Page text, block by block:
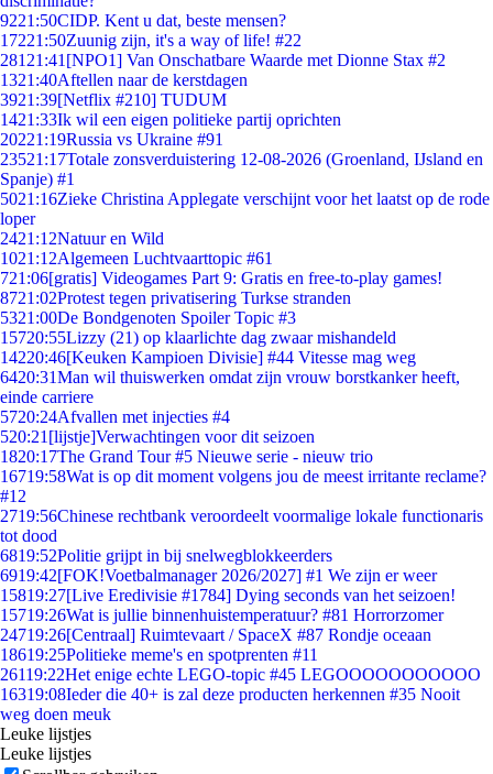
9221:50CIDP. Kent u dat, beste mensen?
17221:50Zuunig zijn, it's a way of life! #22
281 21:41 [NPO1] Van Onschatbare Waarde met Dionne Stax #2
1321:40Aftellen naar de kerstdagen
3921:39[Netflix #210] TUDUM
1421:33Ik wil een eigen politieke partij oprichten
20221:19Russia vs Ukraine #91
23521:17Totale zonsverduistering 12-08-2026 (Groenland, IJsland en
Spanje) #1
5021:16Zieke Christina Applegate verschijnt voor het laatst op de rode
loper
2421:12Natuur en Wild
1021:12Algemeen Luchtvaarttopic #61
721:06[gratis] Videogames Part 9: Gratis en free-to-play games!
8721:02Protest tegen privatisering Turkse stranden
5321:00De Bondgenoten Spoiler Topic #3
15720:55Lizzy (21) op klaarlichte dag zwaar mishandeld
14220:46[Keuken Kampioen Divisie] #44 Vitesse mag weg
6420:31Man wil thuiswerken omdat zijn vrouw borstkanker heeft,
einde carriere
5720:24Afvallen met injecties #4
520:21 [lijstje]Verwachtingen voor dit seizoen
1820:17The Grand Tour #5 Nieuwe serie - nieuw trio
16719:58Wat is op dit moment volgens jou de meest irritante reclame?
#12
2719:56Chinese rechtbank veroordeelt voormalige lokale functionaris
tot dood
6819:52Politie grijpt in bij snelwegblokkeerders
6919:42[FOK!Voetbalmanager 2026/2027] #1 We zijn er weer
15819:27[Live Eredivisie #1784] Dying seconds van het seizoen!
15719:26Wat is jullie binnenhuistemperatuur? #81 Horrorzomer
24719:26[Centraal] Ruimtevaart / SpaceX #87 Rondje oceaan
18619:25Politieke meme's en spotprenten #11
26119:22Het enige echte LEGO-topic #45 LEGOOOOOOOOOOO
16319:08Ieder die 40+ is zal deze producten herkennen #35 Nooit
weg doen meuk
Leuke lijstjes
Leuke lijstjes